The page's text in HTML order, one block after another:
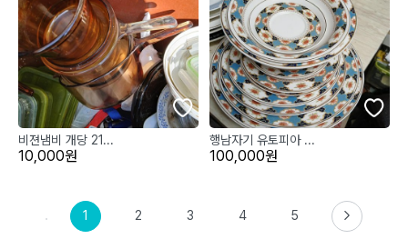
비젼냄비 개당 21...
10,000원
행남자기 유토피아 ...
100,000원
1 2 3 4 5